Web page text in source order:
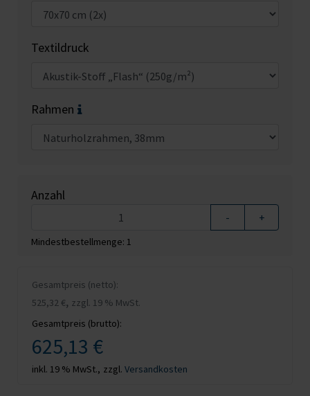
Textildruck
Rahmen
Anzahl
- +
Mindestbestellmenge: 1
Gesamtpreis (netto):
525,32 €, zzgl. 19 % MwSt.
Gesamtpreis (brutto):
625,13 €
inkl. 19 % MwSt., zzgl. Versandkosten